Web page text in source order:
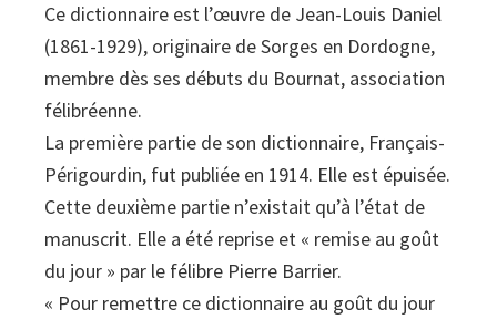
Ce dictionnaire est l’œuvre de Jean-Louis Daniel
(1861-1929), originaire de Sorges en Dordogne,
membre dès ses débuts du Bournat, association
félibréenne.
La première partie de son dictionnaire, Français-
Périgourdin, fut publiée en 1914. Elle est épuisée.
Cette deuxième partie n’existait qu’à l’état de
manuscrit. Elle a été reprise et « remise au goût
du jour » par le félibre Pierre Barrier.
« Pour remettre ce dictionnaire au goût du jour